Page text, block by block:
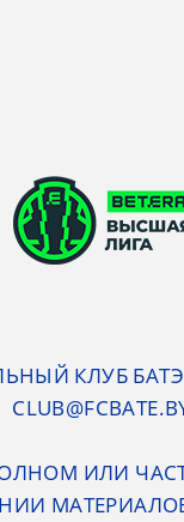
КЛУБ
ИЛИ